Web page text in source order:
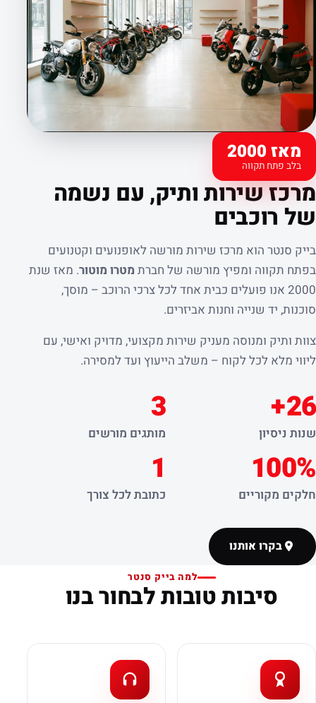
מאז 2000
בלב פתח תקווה
קצת עלינו
מרכז שירות ותיק, עם נשמה
של רוכבים
בייק סנטר הוא מרכז שירות מורשה לאופנועים וקטנועים
בפתח תקווה ומפיץ מורשה של חברת מטרו מוטור. מאז שנת
2000 אנו פועלים כבית אחד לכל צרכי הרוכב – מוסך,
סוכנות, יד שנייה וחנות אביזרים.
צוות ותיק ומנוסה מעניק שירות מקצועי, מדויק ואישי, עם
ליווי מלא לכל לקוח – משלב הייעוץ ועד למסירה.
26+
שנות ניסיון
3
מותגים מורשים
100%
חלקים מקוריים
1
כתובת לכל צורך
בקרו אותנו
למה בייק סנטר
סיבות טובות לבחור בנו